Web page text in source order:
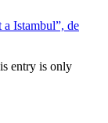
Istambul”, de
entry is only